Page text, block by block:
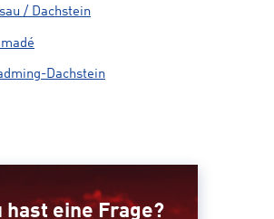
/ Dachstein
Dachstein
hast eine Frage?